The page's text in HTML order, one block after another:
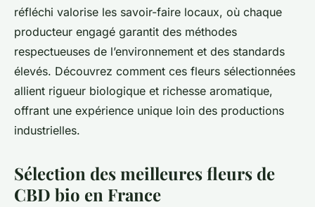
Anna•15 août 2025•9 min de lecture
réfléchi valorise les savoir-faire locaux, où chaque
producteur engagé garantit des méthodes
respectueuses de l’environnement et des standards
élevés. Découvrez comment ces fleurs sélectionnées
allient rigueur biologique et richesse aromatique,
offrant une expérience unique loin des productions
industrielles.
Sélection des meilleures fleurs de
CBD bio en France